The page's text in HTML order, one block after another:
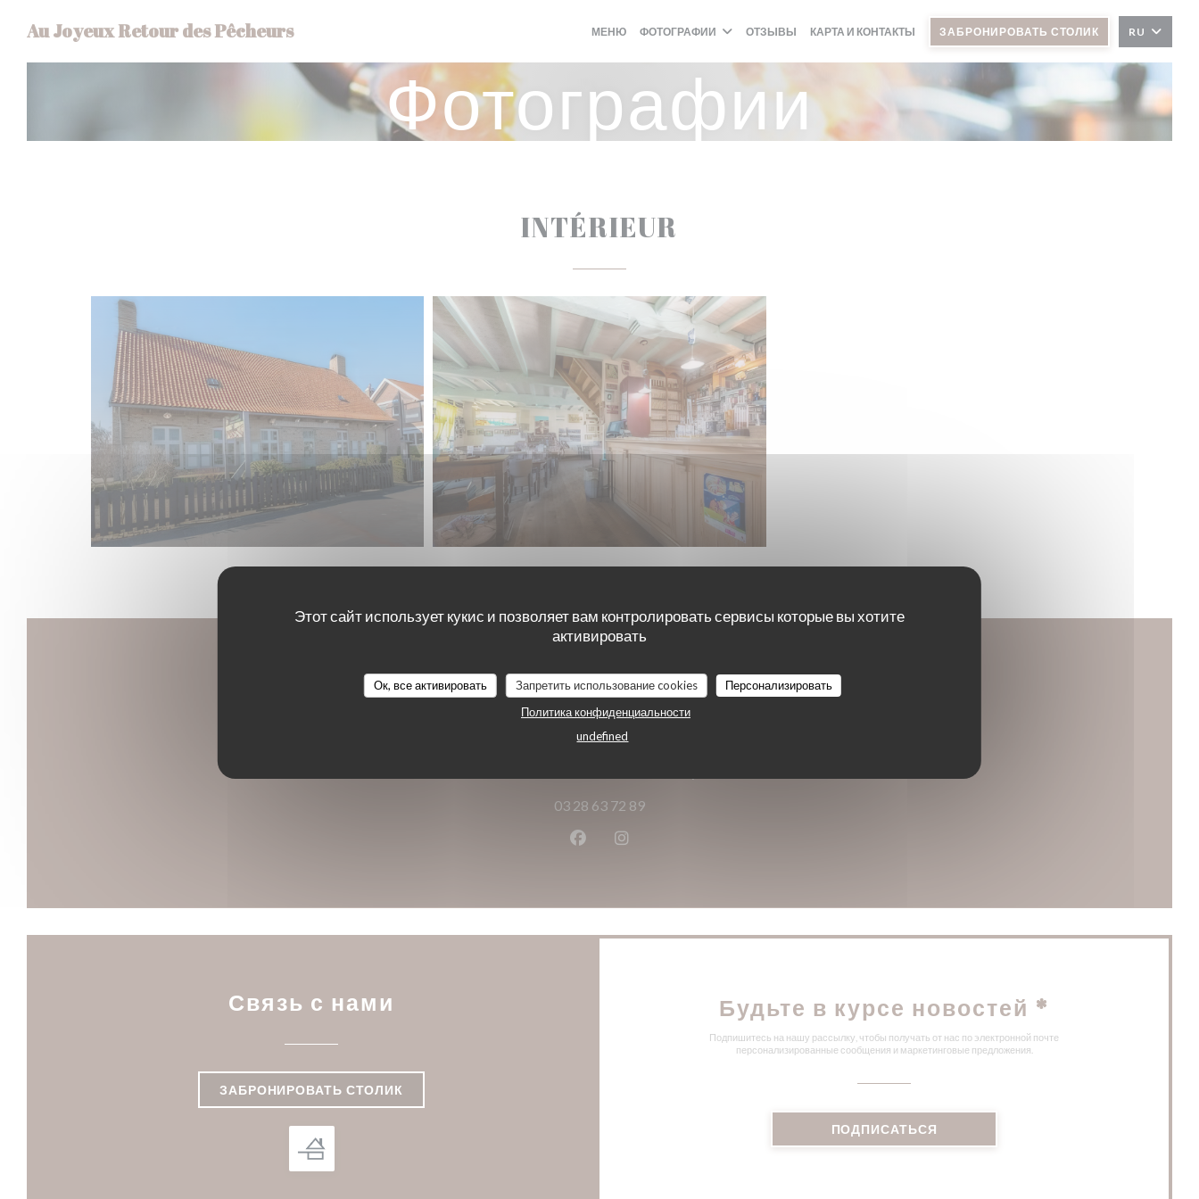
Этот сайт использует кукис и позволяет вам контролировать сервисы которые вы хотите
активировать
Ок, все активировать Запретить использование cookies
Персонализировать
Политика конфиденциальности
undefined
Au Joyeux Retour des Pêcheurs МЕНЮ ФОТОГРАФИИ ОТЗЫВЫ КАРТА И КОНТАКТЫ ЗАБРОНИРОВАТЬ СТОЛИК RU
Фотографии
INTÉRIEUR
Карта и контакты
03 28 63 72 89
Facebook ((открывается в новом окне))
Instagram ((открывается в новом окне))
Связь с нами
ЗАБРОНИРОВАТЬ СТОЛИК
Будьте в курсе новостей *
Подпишитесь на нашу рассылку, чтобы получать от нас по электронной почте
персонализированные сообщения и маркетинговые предложения.
ПОДПИСАТЬСЯ